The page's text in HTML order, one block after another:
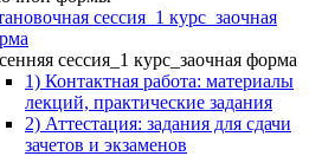
сессия_1 курс_заочная
сессия_1 курс_заочная форма
1) Контактная работа: материалы
лекций, практические задания
2) Аттестация: задания для сдачи
зачетов и экзаменов